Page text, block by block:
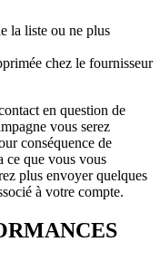
la liste ou ne plus
chez le fournisseur
en question de
vous serez
conséquence de
ce que vous vous
plus envoyer quelques
à votre compte.